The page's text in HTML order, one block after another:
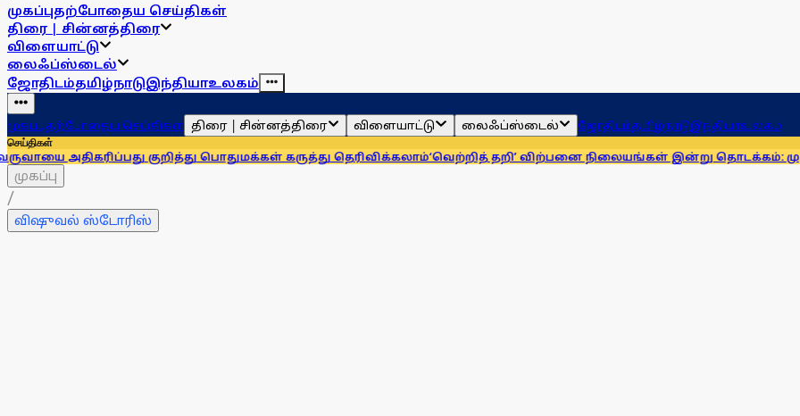
முகப்புதற்போதைய செய்திகள்
திரை | சின்னத்திரை
விளையாட்டு
லைஃப்ஸ்டைல்
ஜோதிடம்தமிழ்நாடுஇந்தியாஉலகம்
முகப்புதற்போதைய செய்திகள் திரை | சின்னத்திரை விளையாட்டு லைஃப்ஸ்டைல் ஜோதிடம்தமிழ்நாடுஇந்தியாஉலகம்
செய்திகள்
குறித்து பொதுமக்கள் கருத்து தெரிவிக்கலாம்‘வெற்றித் தறி’ விற்பனை நிலையங்கள் இன்று தொடக்கம்: முதல்வா்
முகப்பு
/
விஷுவல் ஸ்டோரிஸ்